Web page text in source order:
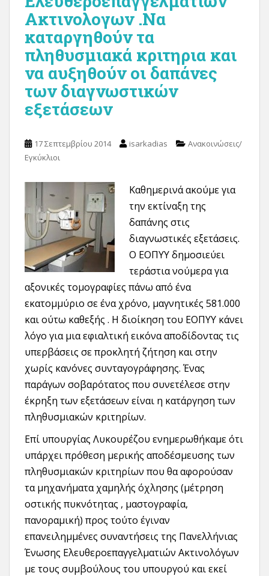
Ακτινολογων .Να
καταργηθούν τα
πληθυσμιακά κριτηρια και
να αυξηθούν οι δαπάνες
των διαγνωστικών
εξετάσεων
17 Σεπτεμβρίου 2014 isarkadias
Ανακοινώσεις/
Εγκύκλιοι
Καθημερινά ακούμε για
την εκτίναξη της
δαπάνης στις
διαγνωστικές εξετάσεις.
Ο ΕΟΠΥΥ δημοσιεύει
τεράστια νούμερα για
αξονικές τομογραφίες πάνω από ένα
εκατομμύριο σε ένα χρόνο, μαγνητικές 581.000
και ούτω καθεξής . Η διοίκηση του ΕΟΠΥΥ κάνει
λόγο για μια εφιαλτική εικόνα αποδίδοντας τις
υπερβάσεις σε προκλητή ζήτηση και στην
χωρίς κανόνες συνταγογράφησης. Ένας
παράγων σοβαρότατος που συνετέλεσε στην
έκρηξη των εξετάσεων είναι η κατάργηση των
πληθυσμιακών κριτηρίων.
Επί υπουργίας Λυκουρέζου ενημερωθήκαμε ότι
υπάρχει πρόθεση μερικής αποδέσμευσης των
πληθυσμιακών κριτηρίων που θα αφορούσαν
τα μηχανήματα χαμηλής όχλησης (μέτρηση
οστικής πυκνότητας , μαστογραφία,
πανοραμική) προς τούτο έγιναν
επανειλημμένες συναντήσεις της Πανελλήνιας
Ένωσης Ελευθεροεπαγγελματιών Ακτινολόγων
με τους συμβούλους του υπουργού και εκεί